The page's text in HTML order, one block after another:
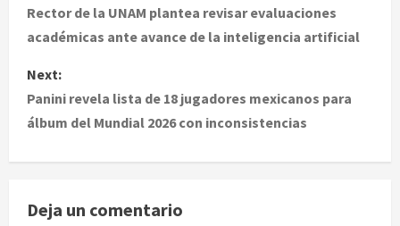
o
t
n
a
v
Rector de la UNAM plantea revisar evaluaciones
académicas ante avance de la inteligencia artificial
Next:
Panini revela lista de 18 jugadores mexicanos para
álbum del Mundial 2026 con inconsistencias
Deja un comentario